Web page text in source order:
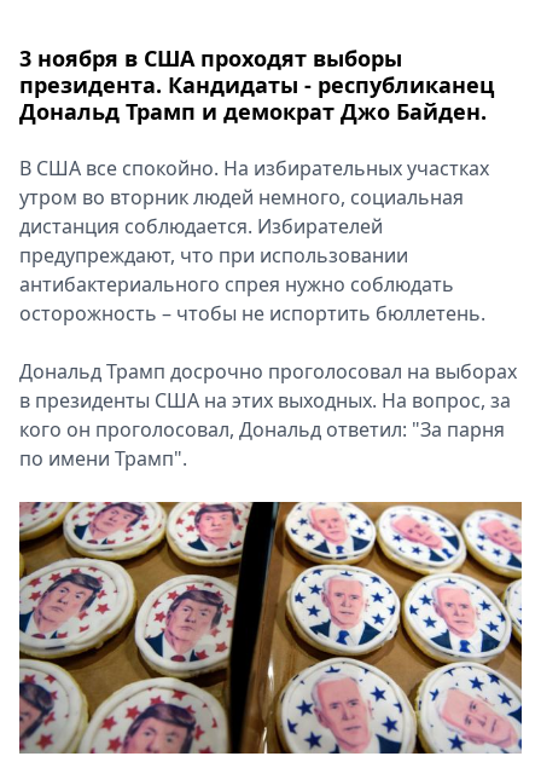
Скачай
Metro
3 ноября в США проходят выборы
президента. Кандидаты - республиканец
Дональд Трамп и демократ Джо Байден.
В США все спокойно. На избирательных участках
утром во вторник людей немного, социальная
дистанция соблюдается. Избирателей
предупреждают, что при использовании
антибактериального спрея нужно соблюдать
осторожность – чтобы не испортить бюллетень.
Дональд Трамп досрочно проголосовал на выборах
в президенты США на этих выходных. На вопрос, за
кого он проголосовал, Дональд ответил: "За парня
по имени Трамп".